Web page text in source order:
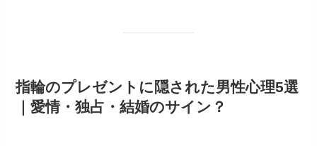
指輪のプレゼントに隠された男性心理5選
｜愛情・独占・結婚のサイン？